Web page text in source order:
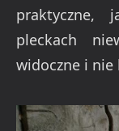
praktyczne,
pleckach
widoczne i nie